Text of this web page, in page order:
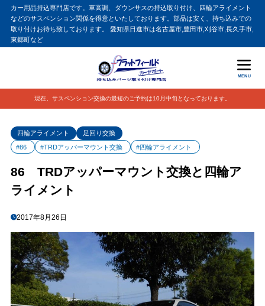
カー用品持込専門店です。車高調、ダウンサスの持込取り付け、四輪アライメント
などのサスペンション関係を得意といたしております。部品は安く、持ち込みでの
取り付けお待ち致しております。 愛知県日進市は名古屋市,豊田市,刈谷市,長久手市,
東郷町など
MENU
現在、サスペンション交換の最短のご予約は10月中旬となっております。
四輪アライメント
足回り交換
#86
#TRDアッパーマウント交換 #四輪アライメント
86 TRDアッパーマウント交換と四輪ア
ライメント
2017年8月26日